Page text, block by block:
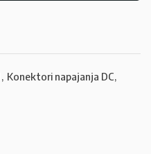
, Konektori napajanja DC,